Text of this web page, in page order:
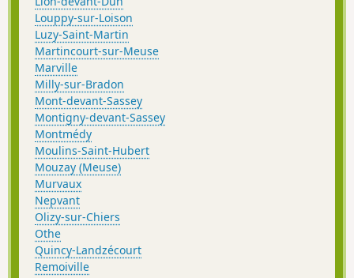
Louppy-sur-Loison
Luzy-Saint-Martin
Martincourt-sur-Meuse
Marville
Milly-sur-Bradon
Mont-devant-Sassey
Montigny-devant-Sassey
Montmédy
Moulins-Saint-Hubert
Mouzay (Meuse)
Murvaux
Nepvant
Olizy-sur-Chiers
Othe
Quincy-Landzécourt
Remoiville